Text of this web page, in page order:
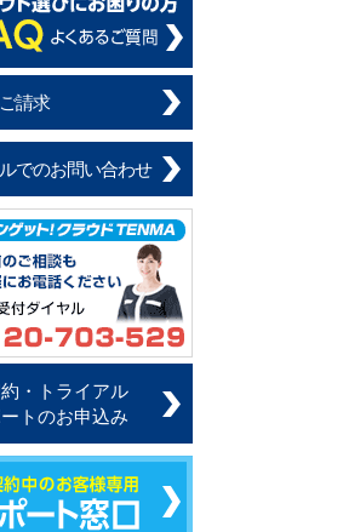
請求
でのお問い合わせ
・トライアル
トのお申込み